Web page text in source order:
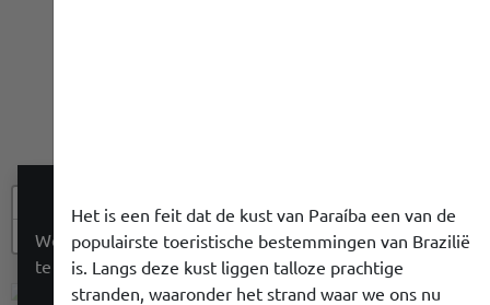
−
Het is een feit dat de kust van Paraíba een van de
populairste toeristische bestemmingen van Brazilië
is. Langs deze kust liggen talloze prachtige
stranden, waaronder het strand waar we ons nu
We gebruiken een cookie om je een betere ervaring
te geven. We doen niet aan tracking.